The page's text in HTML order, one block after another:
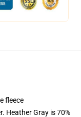
fleece
Heather Gray is 70%